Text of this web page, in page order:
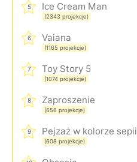
5 Ice Cream Man
(2343 projekcje)
6 Vaiana
(1165 projekcje)
7 Toy Story 5
(1074 projekcje)
8 Zaproszenie
(656 projekcje)
9 Pejzaż w kolorze sepii
(608 projekcje)